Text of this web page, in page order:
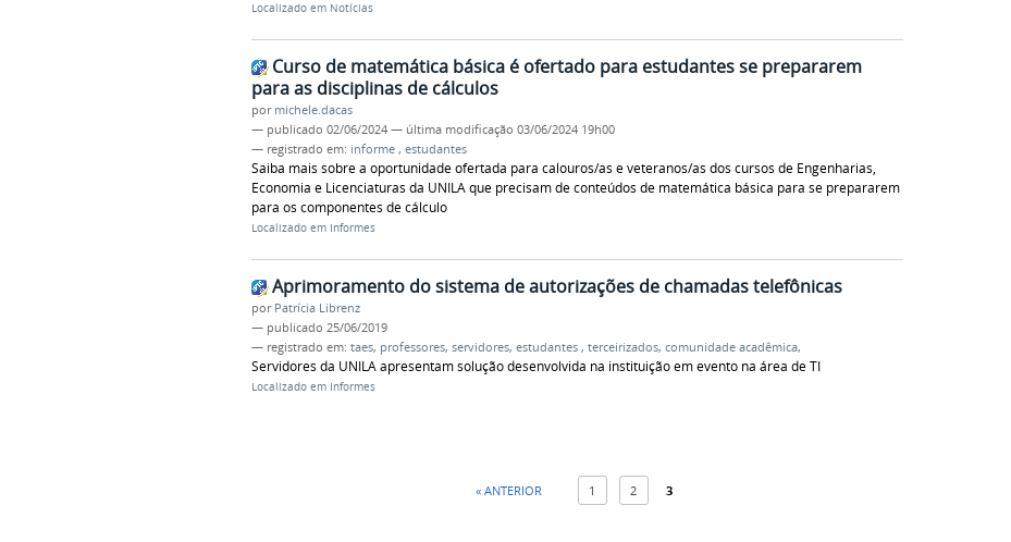
Localizado em Notícias
Curso de matemática básica é ofertado para estudantes se prepararem
para as disciplinas de cálculos
por michele.dacas
— publicado 02/06/2024 — última modificação 03/06/2024 19h00
— registrado em: informe , estudantes
Saiba mais sobre a oportunidade ofertada para calouros/as e veteranos/as dos cursos de Engenharias,
Economia e Licenciaturas da UNILA que precisam de conteúdos de matemática básica para se prepararem
para os componentes de cálculo
Localizado em Informes
Aprimoramento do sistema de autorizações de chamadas telefônicas
por Patrícia Librenz
— publicado 25/06/2019
— registrado em: taes, professores, servidores, estudantes , terceirizados, comunidade acadêmica,
Servidores da UNILA apresentam solução desenvolvida na instituição em evento na área de TI
Localizado em Informes
« ANTERIOR 1 2 3